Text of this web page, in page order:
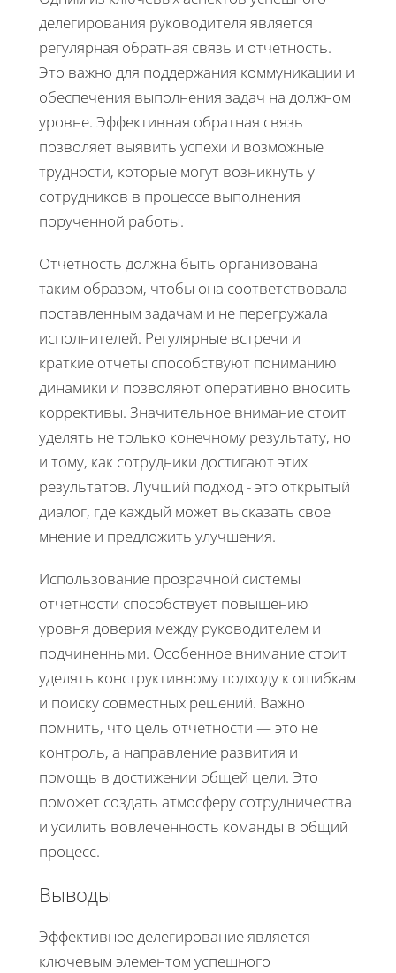
делегирования руководителя является
регулярная обратная связь и отчетность.
Это важно для поддержания коммуникации и
обеспечения выполнения задач на должном
уровне. Эффективная обратная связь
позволяет выявить успехи и возможные
трудности, которые могут возникнуть у
сотрудников в процессе выполнения
порученной работы.
Отчетность должна быть организована
таким образом, чтобы она соответствовала
поставленным задачам и не перегружала
исполнителей. Регулярные встречи и
краткие отчеты способствуют пониманию
динамики и позволяют оперативно вносить
коррективы. Значительное внимание стоит
уделять не только конечному результату, но
и тому, как сотрудники достигают этих
результатов. Лучший подход - это открытый
диалог, где каждый может высказать свое
мнение и предложить улучшения.
Использование прозрачной системы
отчетности способствует повышению
уровня доверия между руководителем и
подчиненными. Особенное внимание стоит
уделять конструктивному подходу к ошибкам
и поиску совместных решений. Важно
помнить, что цель отчетности — это не
контроль, а направление развития и
помощь в достижении общей цели. Это
поможет создать атмосферу сотрудничества
и усилить вовлеченность команды в общий
процесс.
Выводы
Эффективное делегирование является
ключевым элементом успешного